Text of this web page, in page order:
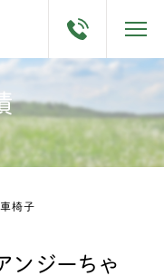
椅子
ジーちゃ